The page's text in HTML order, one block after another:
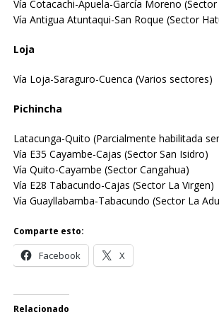
Vía Cotacachi-Apuela-García Moreno
Vía Antigua Atuntaqui-San Roque (Sector
Loja
Vía Loja-Saraguro-Cuenca (Varios sectores)
Pichincha
Latacunga-Quito (Parcialmente habilitada
Vía E35 Cayambe-Cajas (Sector San Isidro)
Vía Quito-Cayambe (Sector Cangahua)
Vía E28 Tabacundo-Cajas (Sector La Virgen)
Vía Guayllabamba-Tabacundo (Sector La
Comparte esto:
Facebook X
Relacionado